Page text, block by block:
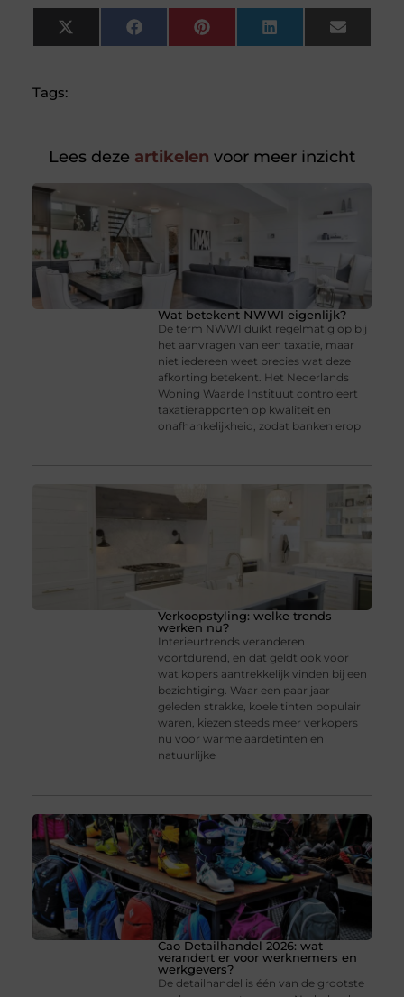
X
(Twitter)
FacebookPinterest LinkedIn Email
Tags:
Lees deze artikelen voor meer inzicht
Wat betekent NWWI eigenlijk?
De term NWWI duikt regelmatig op bij
het aanvragen van een taxatie, maar
niet iedereen weet precies wat deze
afkorting betekent. Het Nederlands
Woning Waarde Instituut controleert
taxatierapporten op kwaliteit en
onafhankelijkheid, zodat banken erop
Verkoopstyling: welke trends
werken nu?
Interieurtrends veranderen
voortdurend, en dat geldt ook voor
wat kopers aantrekkelijk vinden bij een
bezichtiging. Waar een paar jaar
geleden strakke, koele tinten populair
waren, kiezen steeds meer verkopers
nu voor warme aardetinten en
natuurlijke
Cao Detailhandel 2026: wat
verandert er voor werknemers en
werkgevers?
De detailhandel is één van de grootste